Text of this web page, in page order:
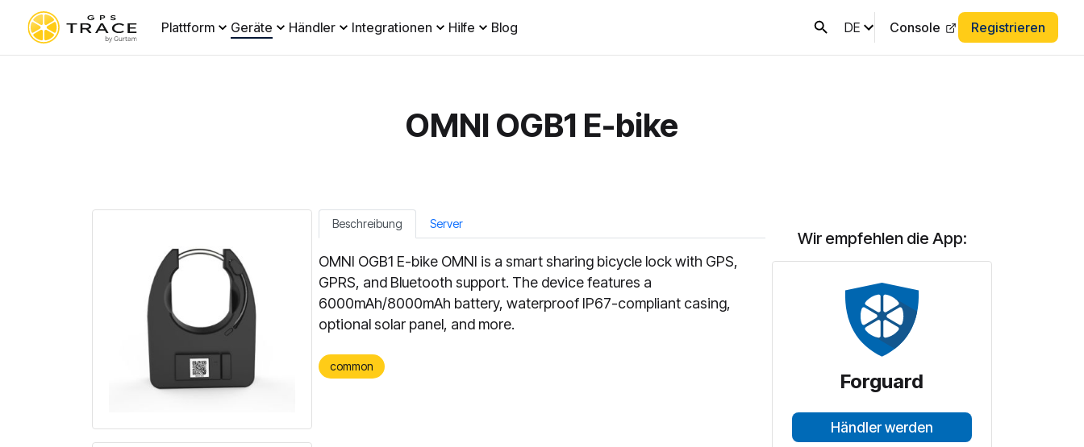
Plattform Geräte Händler Integrationen Hilfe Blog DE Console Registrieren
OMNI OGB1 E-bike
Beschreibung Server
OMNI OGB1 E-bike OMNI is a smart sharing bicycle lock with GPS,
GPRS, and Bluetooth support. The device features a
6000mAh/8000mAh battery, waterproof IP67-compliant casing,
optional solar panel, and more.
common
Wir empfehlen die App:
Forguard
Händler werden